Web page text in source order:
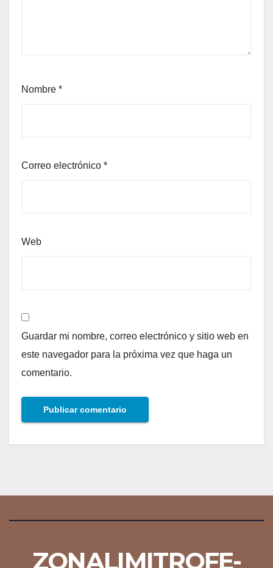
Nombre *
Correo electrónico *
Web
Guardar mi nombre, correo electrónico y sitio web en
este navegador para la próxima vez que haga un
comentario.
ZONALIMITROFE-